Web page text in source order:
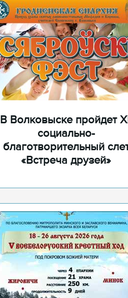
В Волковыске пройдет
социально-
благотворительный
«Встреча друзей»